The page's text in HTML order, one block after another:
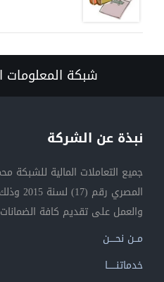
شبكة المعلومات
نبذة عن الشركة
جميع التعاملات المالية للشبكة
والعمل على تقديم كافة
مــن نحــــن
خدماتنــــــا